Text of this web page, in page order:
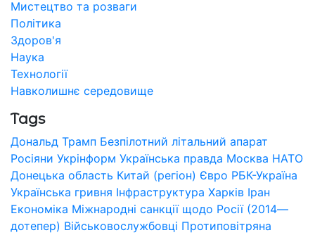
Мистецтво та розваги
Політика
Здоров'я
Наука
Технології
Навколишнє середовище
Tags
Дональд Трамп Безпілотний літальний апарат
Росіяни Укрінформ Українська правда Москва НАТО
Донецька область Китай (регіон) Євро РБК-Україна
Українська гривня Інфраструктура Харків Іран
Економіка Міжнародні санкції щодо Росії (2014—
дотепер) Військовослужбовці Протиповітряна